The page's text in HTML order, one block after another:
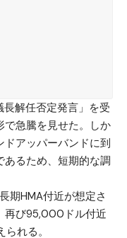
長解任否定発言」を受
で急騰を見せた。しか
ドアッパーバンドに到
るため、短期的な調
期HMA付近が想定さ
再び95,000ドル付近
れる。